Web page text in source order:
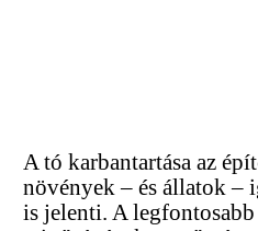
A tó karbantartása az
növények – és állatok –
is jelenti. A